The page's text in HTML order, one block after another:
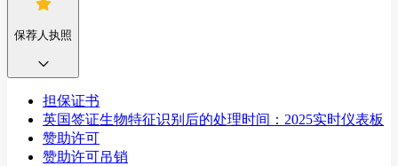
保荐人执照
担保证书
英国签证生物特征识别后的处理时间：2025实时仪表板
赞助许可
赞助许可吊销